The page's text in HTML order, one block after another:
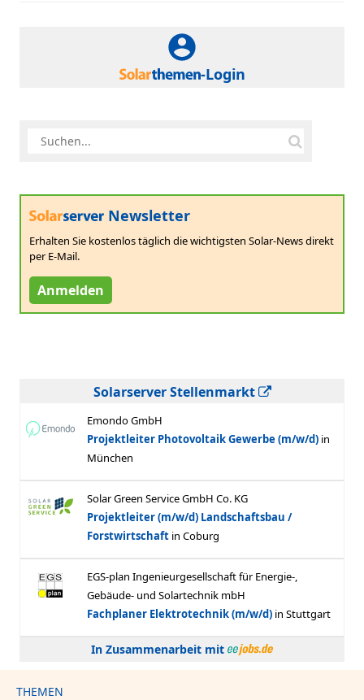
-Login
Newsletter
Erhalten Sie kostenlos täglich die wichtigsten Solar-News direkt
per E-Mail.
Anmelden
Solarserver Stellenmarkt
In Zusammenarbeit mit
THEMEN